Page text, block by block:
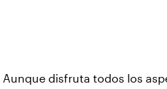
Aunque disfruta todos los